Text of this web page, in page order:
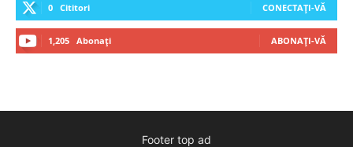
0 Cititori CONECTAȚI-VĂ
1,205 Abonați ABONAȚI-VĂ
Footer top ad